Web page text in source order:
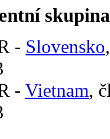
- Slovensko
- Vietnam,